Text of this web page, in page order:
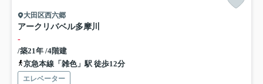
大田区西六郷
アークリバベル多摩川
-
/築21年 /4階建
京急本線「雑色」駅 徒歩12分
エレベーター